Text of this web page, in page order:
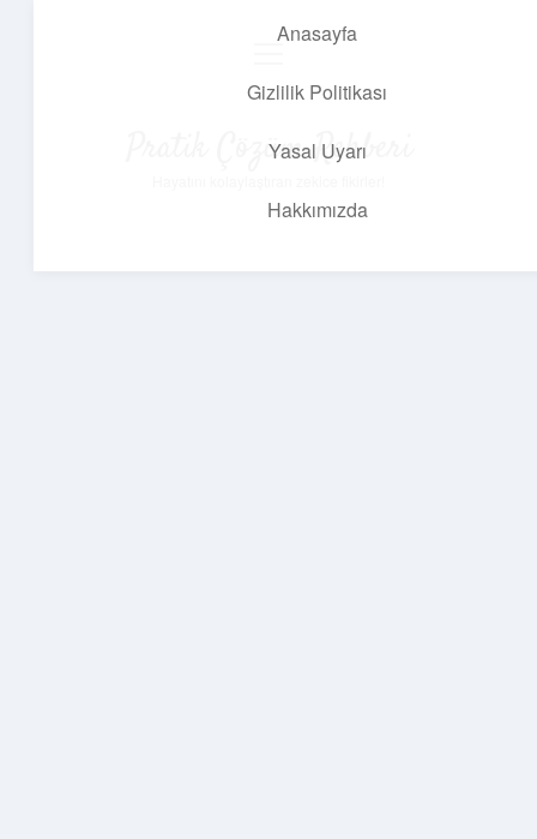
Anasayfa
Gizlilik Politikası
Yasal Uyarı
Hakkımızda
Pratik Çözüm Rehberi